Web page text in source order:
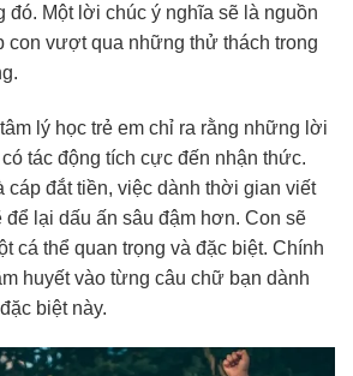
đó. Một lời chúc ý nghĩa sẽ là nguồn
con vượt qua những thử thách trong
lý học trẻ em chỉ ra rằng những lời
tác động tích cực đến nhận thức.
cáp đắt tiền, việc dành thời gian viết
để lại dấu ấn sâu đậm hơn. Con sẽ
cá thể quan trọng và đặc biệt. Chính
huyết vào từng câu chữ bạn dành
biệt này.